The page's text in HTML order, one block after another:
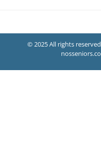
© 2025 All rights